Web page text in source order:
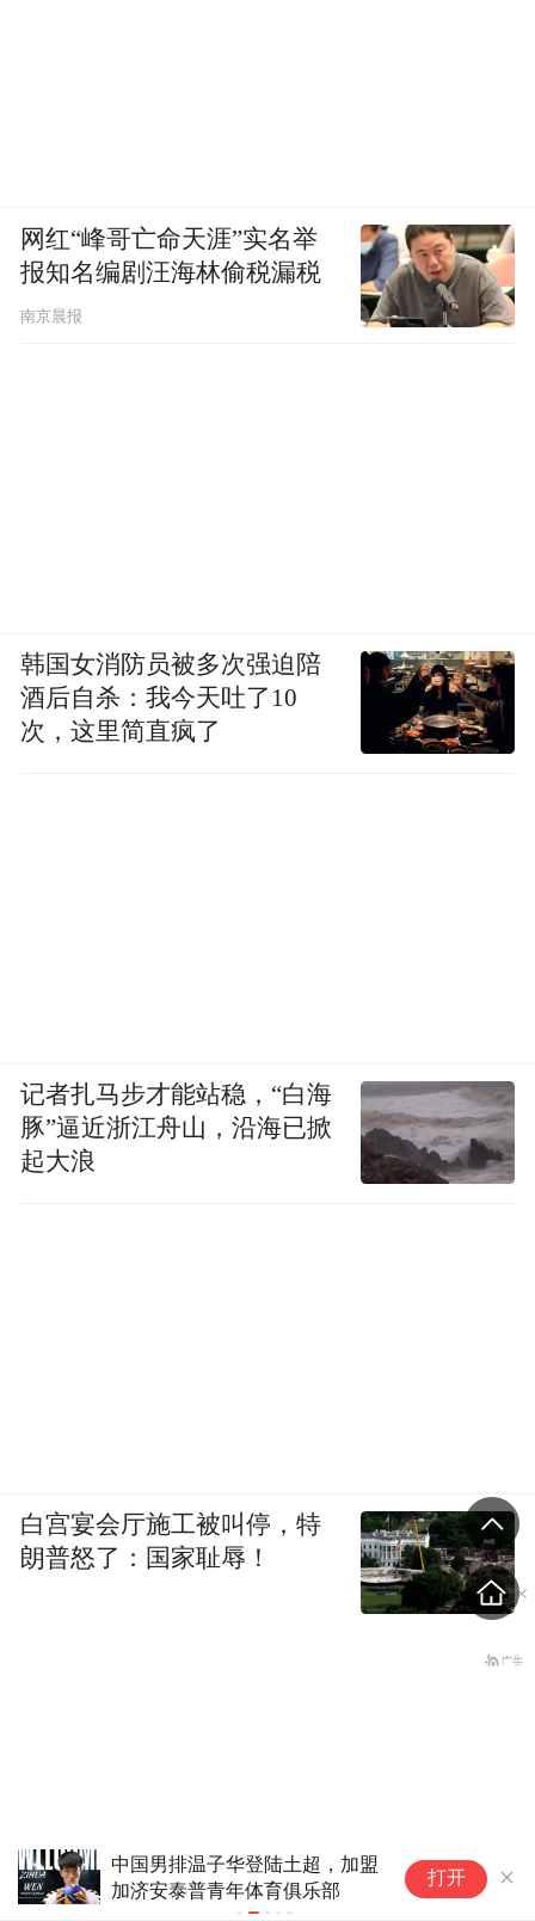
中国男排温子华登陆土超，加盟
加济安泰普青年体育俱乐部
打开
网红“峰哥亡命天涯”实名举
报知名编剧汪海林偷税漏税
南京晨报
韩国女消防员被多次强迫陪
酒后自杀：我今天吐了10
次，这里简直疯了
记者扎马步才能站稳，“白海
豚”逼近浙江舟山，沿海已掀
起大浪
白宫宴会厅施工被叫停，特
朗普怒了：国家耻辱！